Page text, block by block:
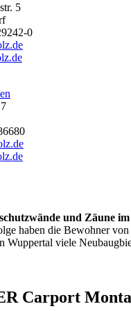
5
0
und Zäune
haben die Bewohner
Wuppertal viele
Carport